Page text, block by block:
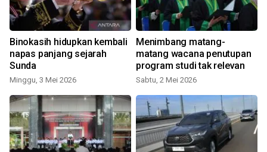
Binokasih hidupkan kembali
napas panjang sejarah
Sunda
Minggu, 3 Mei 2026
Menimbang matang-
matang wacana penutupan
program studi tak relevan
Sabtu, 2 Mei 2026